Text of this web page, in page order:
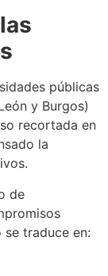
públicas
y Burgos)
recortada en
la
de
traduce en: